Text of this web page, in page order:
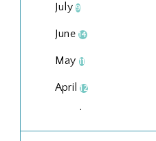
July9
June14
May 11
April12
March